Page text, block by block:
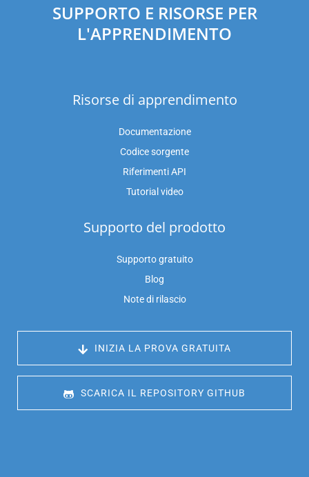
SUPPORTO E RISORSE PER
L'APPRENDIMENTO
Risorse di apprendimento
Documentazione
Codice sorgente
Riferimenti API
Tutorial video
Supporto del prodotto
Supporto gratuito
Blog
Note di rilascio
INIZIA LA PROVA GRATUITA
SCARICA IL REPOSITORY GITHUB